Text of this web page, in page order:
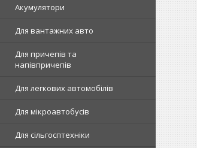
Акумулятори
Для вантажних авто
Для причепів та
напівпричепів
Для легкових автомобілів
Для мікроавтобусів
Для сільгосптехніки